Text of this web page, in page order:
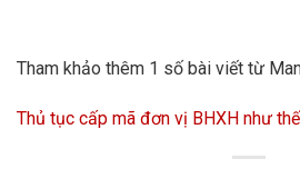
Tham khảo thêm 1 số bài viết từ
Thủ tục cấp mã đơn vị BHXH như